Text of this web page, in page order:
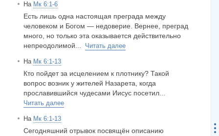
На Мк 6:1-6
Есть лишь одна настоящая преграда между
человеком и Богом — недоверие. Вернее, преград
много, но только эта оказывается действительно
непреодолимой... Читать далее
На Мк 6:1-13
Кто пойдет за исцелением к плотнику? Такой
вопрос возник у жителей Назарета, когда
прославившийся чудесами Иисус посетил...
Читать далее
На Мк 6:1-13
Сегодняшний отрывок посвящён описанию